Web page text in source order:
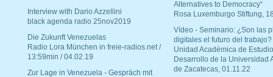
Interview with Dario Azzellini
black agenda radio 25nov2019
Die Zukunft Venezuelas
Radio Lora München in freie-radios.net /
13:59min / 04.02.19
Zur Lage in Venezuela - Gespräch mit
Alternatives to Democracy“
Rosa Luxemburgo Stiftung,
Vídeo - Seminario: ¿Son las
digitales el futuro del trabajo?
Unidad Académica de
Desarrollo de la Universidad
de Zacatecas, 01.11.22